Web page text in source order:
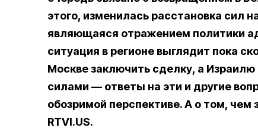
этого, изменилась расстановка сил
являющаяся отражением политики
ситуация в регионе выглядит пока
Москве заключить сделку, а
силами — ответы на эти и другие
обозримой перспективе. А о том,
RTVI.US.